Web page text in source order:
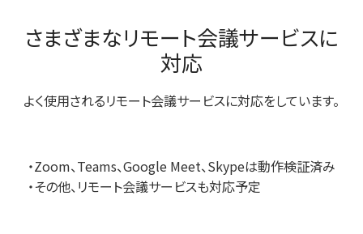
さまざまなリモート会議サービスに
対応
よく使用されるリモート会議サービスに対応をしています。
・Zoom、Teams、Google Meet、Skypeは動作検証済み
・その他、リモート会議サービスも対応予定